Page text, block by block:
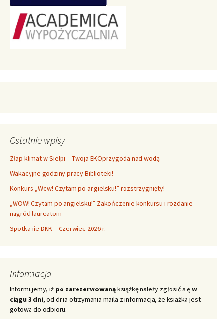
Ostatnie wpisy
Złap klimat w Sielpi – Twoja EKOprzygoda nad wodą
Wakacyjne godziny pracy Biblioteki!
Konkurs „Wow! Czytam po angielsku!” rozstrzygnięty!
„WOW! Czytam po angielsku!” Zakończenie konkursu i rozdanie
nagród laureatom
Spotkanie DKK – Czerwiec 2026 r.
Informacja
Informujemy, iż po zarezerwowanąksiążkę należy zgłosić sięw
ciągu 3 dni, od dnia otrzymania maila z informacją, że książka jest
gotowa do odbioru.